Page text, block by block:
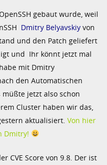
gebaut wurde, weil
Dmitry Belyavskiy von
und den Patch geliefert
und Ihr könnt jetzt mal
mit Dmitry
den Automatischen
müßte jetzt also schon
Cluster haben wir das,
aktualisiert.Von hier
Dmitry!
CVE Score von 9.8. Der ist